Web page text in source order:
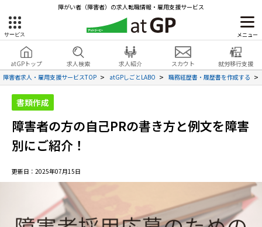
障がい者（障害者）の求人転職情報・雇用支援サービス
サービス メニュー
atGPトップ 求人検索 求人紹介 スカウト
就労移行支援
障害者求人・雇用支援サービスTOP
atGPしごとLABO 職務経歴書・履歴書を作成する
書類作成
障害者の方の自己PRの書き方と例文を障害
別にご紹介！
更新日：2025年07月15日
障害者雇用のアットジーピー
サービスラインナップ
就転職支援サービス
障害者専門の就転職支援サービス
障害者アスリート専門の就転職支援サービス
会員登録 無料
就労移行支援
見学・お問い合わせ 無料
atGPトップ
各種サービス
求人を検索する
求人を紹介してもらう